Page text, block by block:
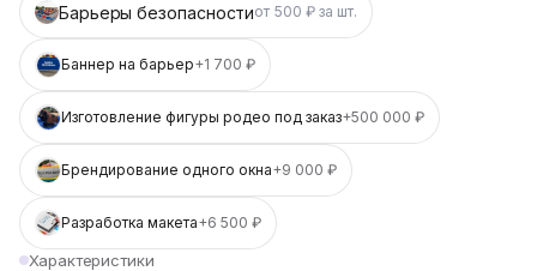
Барьеры безопасностиот 500 ₽ за шт.
Баннер на барьер+1 700 ₽
Изготовление фигуры родео под заказ+500 000 ₽
Брендирование одного окна+9 000 ₽
Разработка макета+6 500 ₽
Характеристики